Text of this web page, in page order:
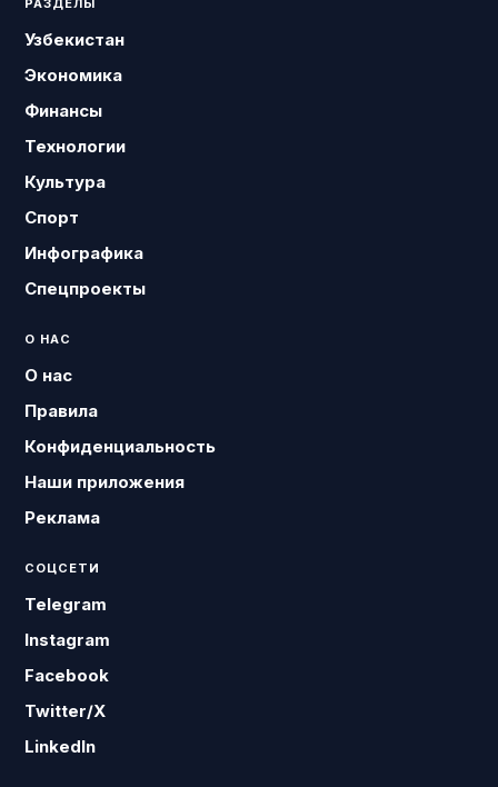
РАЗДЕЛЫ
Узбекистан
Экономика
Финансы
Технологии
Культура
Спорт
Инфографика
Спецпроекты
О НАС
О нас
Правила
Конфиденциальность
Наши приложения
Реклама
СОЦСЕТИ
Telegram
Instagram
Facebook
Twitter/X
LinkedIn